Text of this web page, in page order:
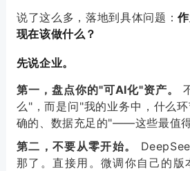
说了这么多，落地到具体问题：
现在该做什么？
先说企业。
第一，盘点你的"可AI化"资产。
么"，而是问"我的业务中，什么
确的、数据充足的"——这些最值
第二，不要从零开始。
那了。直接用。微调你自己的版